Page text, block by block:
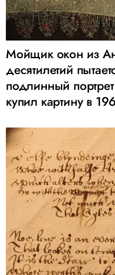
Мойщик окон из
десятилетий
подлинный
купил картину в